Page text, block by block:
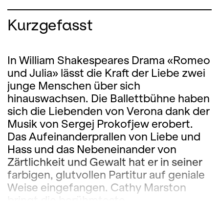
Kurzgefasst
In William Shakespeares Drama «Romeo
und Julia» lässt die Kraft der Liebe zwei
junge Menschen über sich
hinauswachsen. Die Ballettbühne haben
sich die Liebenden von Verona dank der
Musik von Sergej Prokofjew erobert.
Das Aufeinanderprallen von Liebe und
Hass und das Nebeneinander von
Zärtlichkeit und Gewalt hat er in seiner
farbigen, glutvollen Partitur auf geniale
Weise eingefangen. Cathy Marston